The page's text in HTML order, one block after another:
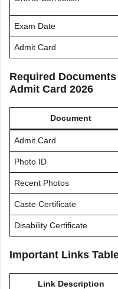
Exam Date
Admit Card
Required
Admit Card 2026
Document
Admit Card
Photo ID
Recent Photos
Caste Certificate
Disability Certificate
Important Links
Link Description